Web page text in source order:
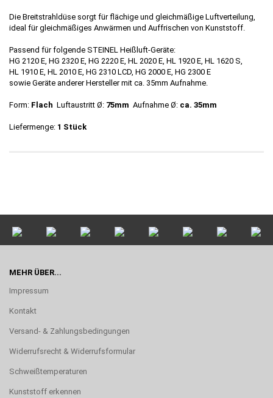
Die Breitstrahldüse sorgt für flächige und gleichmäßige Luftverteilung,
ideal für gleichmäßiges Anwärmen und Auffrischen von Kunststoff.
Passend für folgende STEINEL Heißluft-Geräte:
HG 2120 E, HG 2320 E, HG 2220 E, HL 2020 E, HL 1920 E, HL 1620 S,
HL 1910 E, HL 2010 E, HG 2310 LCD, HG 2000 E, HG 2300 E
sowie Geräte anderer Hersteller mit ca. 35mm Aufnahme.
Form: Flach Luftaustritt Ø: 75mm Aufnahme Ø: ca. 35mm
Liefermenge: 1 Stück
MEHR ÜBER...
Impressum
Kontakt
Versand- & Zahlungsbedingungen
Widerrufsrecht & Widerrufsformular
Schweißtemperaturen
Kunststoff erkennen